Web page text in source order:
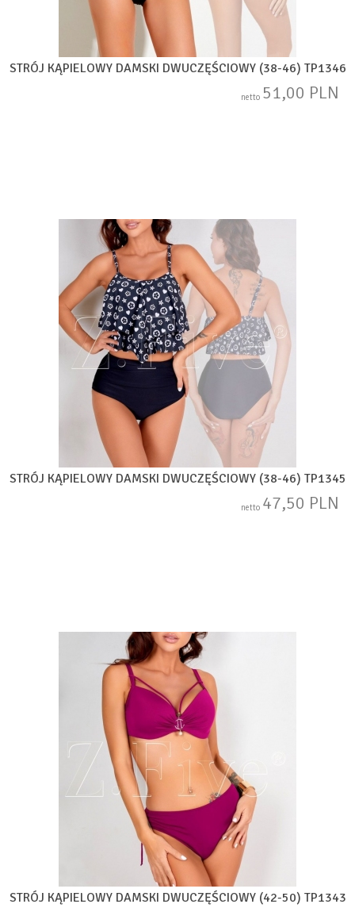
STRÓJ KĄPIELOWY DAMSKI DWUCZĘŚCIOWY (38-46) TP1346
netto 51,00 PLN
STRÓJ KĄPIELOWY DAMSKI DWUCZĘŚCIOWY (38-46) TP1345
netto 47,50 PLN
STRÓJ KĄPIELOWY DAMSKI DWUCZĘŚCIOWY (42-50) TP1343